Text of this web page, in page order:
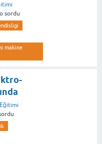
sordu
makine